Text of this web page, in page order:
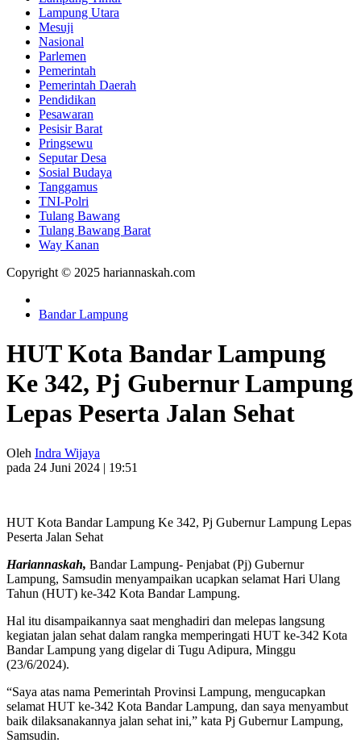
Lampung Utara
Mesuji
Nasional
Parlemen
Pemerintah
Pemerintah Daerah
Pendidikan
Pesawaran
Pesisir Barat
Pringsewu
Seputar Desa
Sosial Budaya
Tanggamus
TNI-Polri
Tulang Bawang
Tulang Bawang Barat
Way Kanan
Copyright © 2025 hariannaskah.com
Bandar Lampung
HUT Kota Bandar Lampung
Ke 342, Pj Gubernur Lampung
Lepas Peserta Jalan Sehat
Oleh Indra Wijaya
pada 24 Juni 2024 | 19:51
HUT Kota Bandar Lampung Ke 342, Pj Gubernur Lampung Lepas
Peserta Jalan Sehat
Hariannaskah, Bandar Lampung- Penjabat (Pj) Gubernur
Lampung, Samsudin menyampaikan ucapkan selamat Hari Ulang
Tahun (HUT) ke-342 Kota Bandar Lampung.
Hal itu disampaikannya saat menghadiri dan melepas langsung
kegiatan jalan sehat dalam rangka memperingati HUT ke-342 Kota
Bandar Lampung yang digelar di Tugu Adipura, Minggu
(23/6/2024).
“Saya atas nama Pemerintah Provinsi Lampung, mengucapkan
selamat HUT ke-342 Kota Bandar Lampung, dan saya menyambut
baik dilaksanakannya jalan sehat ini,” kata Pj Gubernur Lampung,
Samsudin.